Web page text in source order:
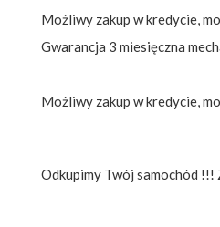
Możliwy zakup w kredycie,
Gwarancja 3 miesięczna
Możliwy zakup w kredycie,
Odkupimy Twój samochód